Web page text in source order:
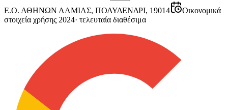
Ε.Ο. ΑΘΗΝΩΝ ΛΑΜΙΑΣ, ΠΟΛΥΔΕΝΔΡΙ, 19014
Οικονομικά
στοιχεία χρήσης 2024· τελευταία διαθέσιμα